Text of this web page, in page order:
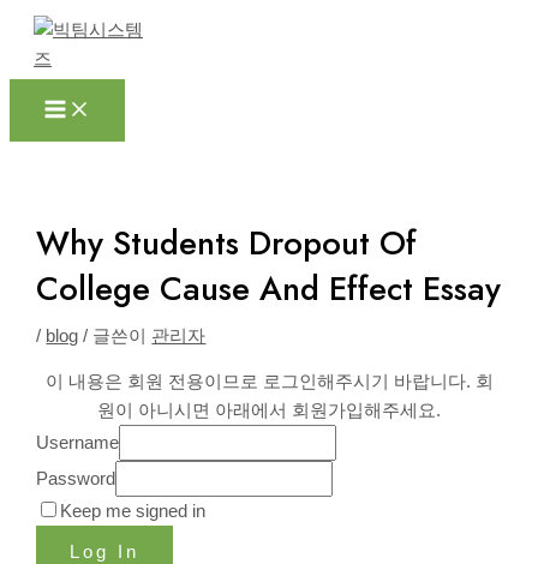
Menu
Why Students Dropout Of
College Cause And Effect Essay
/ blog / 글쓴이 관리자
이 내용은 회원 전용이므로 로그인해주시기 바랍니다. 회
원이 아니시면 아래에서 회원가입해주세요.
Username
Password
Keep me signed in
Log In
포
트